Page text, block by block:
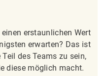
erstaunlichen Wert
erwarten? Das ist
des Teams zu sein,
diese möglich macht.